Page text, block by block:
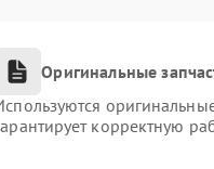
Оригинальные
корректную